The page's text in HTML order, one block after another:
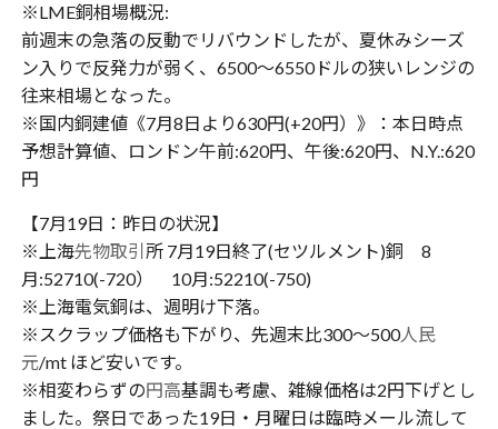
※LME銅相場概況:
前週末の急落の反動でリバウンドしたが、夏休みシーズ
ン入りで反発力が弱く、6500〜6550ドルの狭いレンジの
往来相場となった。
※国内銅建値《7月8日より630円(+20円）》：本日時点
予想計算値、ロンドン午前:620円、午後:620円、N.Y.:620
円
【7月19日：昨日の状況】
※上海先物取引 所 7月19日終了(セツルメント)銅 8
月:52710(-720） 10月:52210(-750)
※上海電気銅は、週明け下落。
※スクラップ価格も下がり、先週末比300〜500人民
元/mt ほど安いです。
※相変わらずの円高基調も考慮、雑線価格は2円下げとし
ました。祭日であった19日・月曜日は臨時メール流して